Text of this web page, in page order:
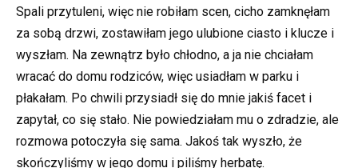
Spali przytuleni, więc nie robiłam scen, cicho zamknęłam
za sobą drzwi, zostawiłam jego ulubione ciasto i klucze i
wyszłam. Na zewnątrz było chłodno, a ja nie chciałam
wracać do domu rodziców, więc usiadłam w parku i
płakałam. Po chwili przysiadł się do mnie jakiś facet i
zapytał, co się stało. Nie powiedziałam mu o zdradzie, ale
rozmowa potoczyła się sama. Jakoś tak wyszło, że
skończyliśmy w jego domu i piliśmy herbatę.